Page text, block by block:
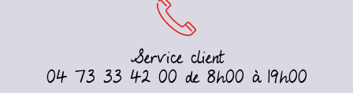
Service client
04 73 33 42 00 de 8h00 à 19h00